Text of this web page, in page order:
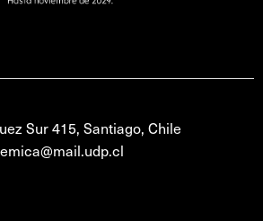
Sur 415, Santiago, Chile